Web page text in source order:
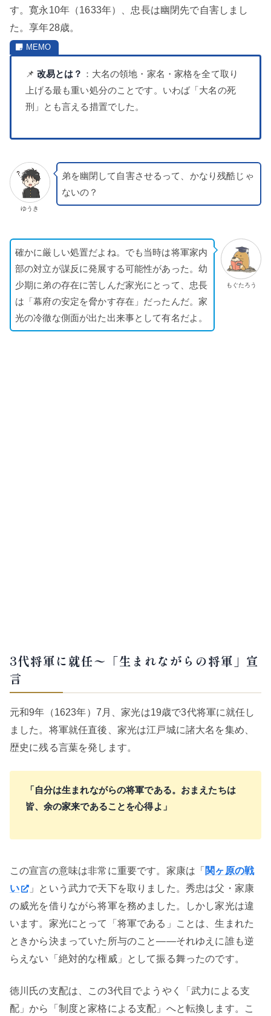
す。寛永10年（1633年）、忠長は幽閉先で自害しまし
た。享年28歳。
📌 改易とは？ ：大名の領地・家名・家格を全て取り
上げる最も重い処分のことです。いわば「大名の死
刑」とも言える措置でした。
ゆうき
弟を幽閉して自害させるって、かなり残酷じゃ
ないの？
もぐたろう
確かに厳しい処置だよね。でも当時は将軍家内
部の対立が謀反に発展する可能性があった。幼
少期に弟の存在に苦しんだ家光にとって、忠長
は「幕府の安定を脅かす存在」だったんだ。家
光の冷徹な側面が出た出来事として有名だよ。
3代将軍に就任〜「生まれながらの将軍」宣
言
元和9年（1623年）7月、家光は19歳で3代将軍に就任し
ました。将軍就任直後、家光は江戸城に諸大名を集め、
歴史に残る言葉を発します。
「自分は生まれながらの将軍である。おまえたちは
皆、余の家来であることを心得よ」
この宣言の意味は非常に重要です。家康は「 関ヶ原の戦
い
」という武力で天下を取りました。秀忠は父・家康
の威光を借りながら将軍を務めました。しかし家光は違
います。家光にとって「将軍である」ことは、生まれた
ときから決まっていた所与のこと——それゆえに誰も逆
らえない「絶対的な権威」として振る舞ったのです。
徳川氏の支配は、この3代目でようやく「武力による支
配」から「制度と家格による支配」へと転換します。こ